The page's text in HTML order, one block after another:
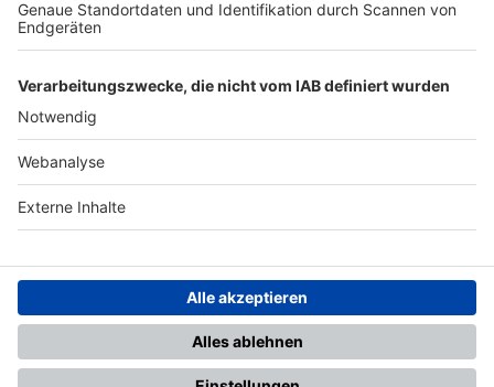
Nutzungsbedingungen Datenschutz Impressum